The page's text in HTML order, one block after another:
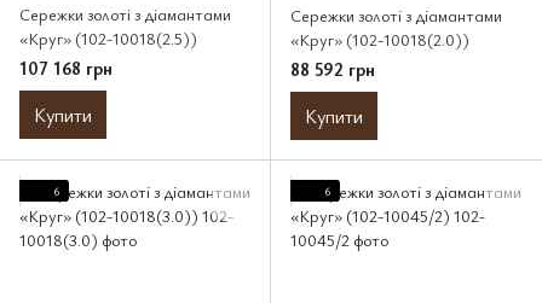
Сережки золоті з діамантами
«Круг» (102-10018(2.5))
107 168 грн
Купити
Сережки золоті з діамантами
«Круг» (102-10018(2.0))
88 592 грн
Купити
6 6